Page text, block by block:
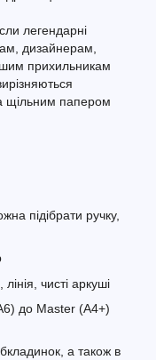
легендарні
дизайнерам,
прихильникам
щільним папером
підібрати ручку,
чисті аркуші
до Master (A4+)
а також в